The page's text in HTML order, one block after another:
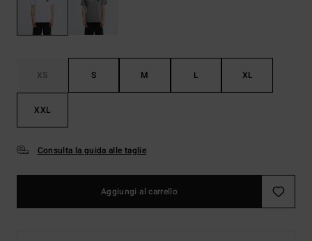
XS S M L XL
XXL
Consulta la guida alle taglie
Aggiungi al carrello